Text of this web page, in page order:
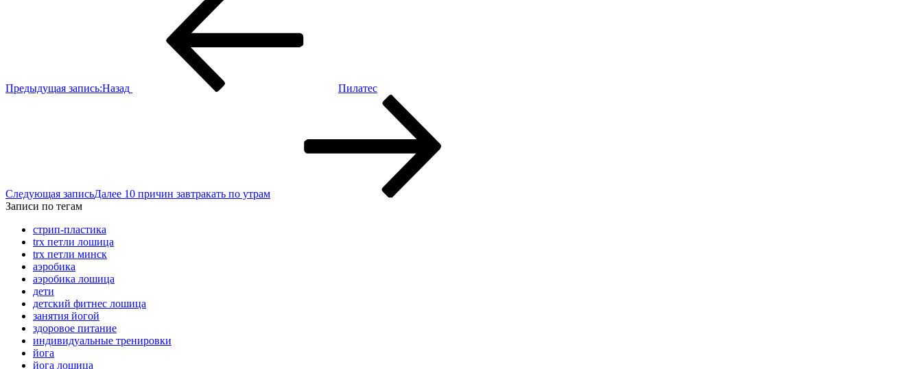
Предыдущая запись:Назад Пилатес
Следующая записьДалее 10 причин завтракать по утрам
Записи по тегам
cтрип-пластика
trx петли лошица
trx петли минск
аэробика
аэробика лошица
дети
детский фитнес лошица
занятия йогой
здоровое питание
индивидуальные тренировки
йога
йога лошица